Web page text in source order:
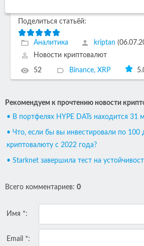
Поделиться статьёй:
Аналитика kriptan
Новости криптовалют
52 Binance, XRP
Рекомендуем к прочтению новости
• В портфелях HYPE DATs находится 31
• Что, если бы вы инвестировали по 100
криптовалюту с 2022 года?
• Starknet завершила тест на
Всего комментариев: 0
Имя *:
Email *: